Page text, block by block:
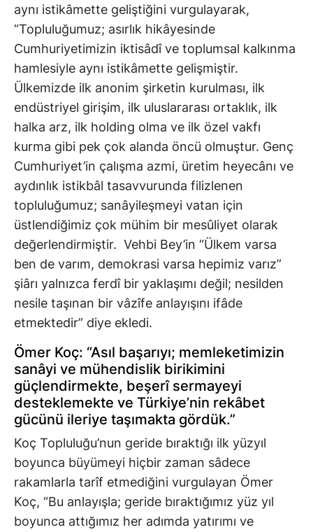
aynı istikâmette geliştiğini vurgulayarak,
“Topluluğumuz; asırlık hikâyesinde
Cumhuriyetimizin iktisâdî ve toplumsal kalkınma
hamlesiyle aynı istikâmette gelişmiştir.
Ülkemizde ilk anonim şirketin kurulması, ilk
endüstriyel girişim, ilk uluslararası ortaklık, ilk
halka arz, ilk holding olma ve ilk özel vakfı
kurma gibi pek çok alanda öncü olmuştur. Genç
Cumhuriyet’in çalışma azmi, üretim heyecânı ve
aydınlık istikbâl tasavvurunda filizlenen
topluluğumuz; sanâyileşmeyi vatan için
üstlendiğimiz çok mühim bir mesûliyet olarak
değerlendirmiştir. Vehbi Bey’in “Ülkem varsa
ben de varım, demokrasi varsa hepimiz varız”
şiârı yalnızca ferdî bir yaklaşımı değil; nesilden
nesile taşınan bir vâzîfe anlayışını ifâde
etmektedir” diye ekledi.
Ömer Koç: “Asıl başarıyı; memleketimizin
sanâyi ve mühendislik birikimini
güçlendirmekte, beşerî sermayeyi
desteklemekte ve Türkiye’nin rekâbet
gücünü ileriye taşımakta gördük.”
Koç Topluluğu’nun geride bıraktığı ilk yüzyıl
boyunca büyümeyi hiçbir zaman sâdece
rakamlarla tarîf etmediğini vurgulayan Ömer
Koç, “Bu anlayışla; geride bıraktığımız yüz yıl
boyunca attığımız her adımda yatırımı ve